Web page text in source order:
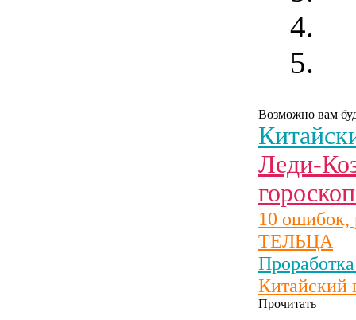
Возможно вам
Леди-
10
ТЕЛЬЦА
Китайский
Прочитать